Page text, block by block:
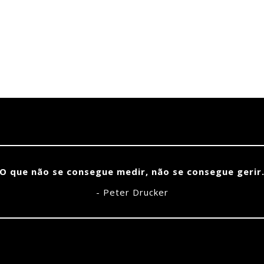
que não se consegue medir, não se consegue
- Peter Drucker